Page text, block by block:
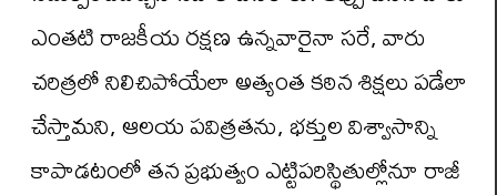
ఎంతటి రాజకీయ రక్షణ ఉన్నవారైనా సరే, వారు
చరిత్రలో నిలిచిపోయేలా అత్యంత కఠిన శిక్షలు పడేలా
చేస్తామని, ఆలయ పవిత్రతను, భక్తుల విశ్వాసాన్ని
కాపాడటంలో తన ప్రభుత్వం ఎట్టిపరిస్థితుల్లోనూ రాజీ